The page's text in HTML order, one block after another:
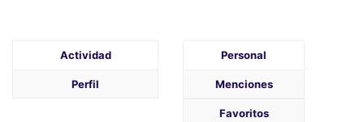
Actividad
Perfil
Personal
Menciones
Favoritos